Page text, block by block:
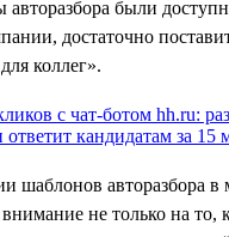
были
достаточно
коллег».
шаблонов авторазбора в
не только на то,